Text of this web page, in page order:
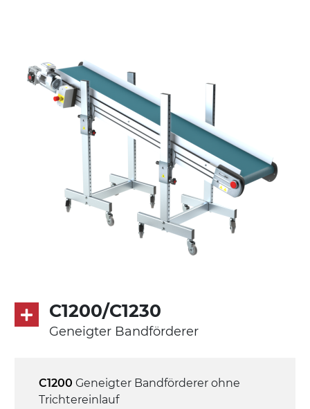
ausziehbare Elemente aus
druckgegossener Alu-Legierung, Beine
aus verzinktem Metallrohr, Stellfüße
Förderfläche
PU Oberfläche in Mattblau
Antrieb
direkt, Zug (linke Seite), 3-phasiger
Asynchronmotor für Mehrfachspannung
3,4 m/Minute
Steuerung
C1200/C1230
Geneigter Bandförderer
C1200 Geneigter Bandförderer ohne
Trichtereinlauf